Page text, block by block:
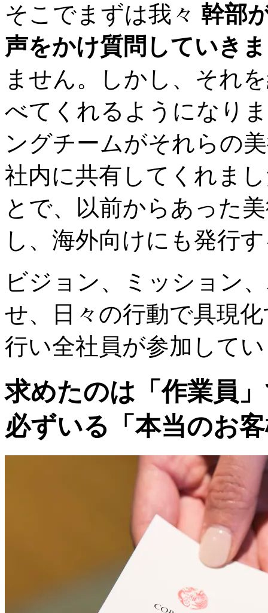
そこでまずは我々 幹部
声をかけ質問していき
ません。しかし、それ
べてくれるようになり
ングチームがそれらの
社内に共有してくれま
とで、以前からあった
し、海外向けにも発行
ビジョン、ミッション
せ、日々の行動で具現
行い全社員が参加して
求めたのは「作業員
必ずいる「本当のお